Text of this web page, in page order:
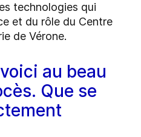
technologies qui
et du rôle du Centre
de Vérone.
au beau
Que se